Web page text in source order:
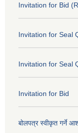
Invitation for Bid
Invitation for Seal
Invitation for Seal
Invitation for Bid
बोलपत्र स्वीकृत गर्ने